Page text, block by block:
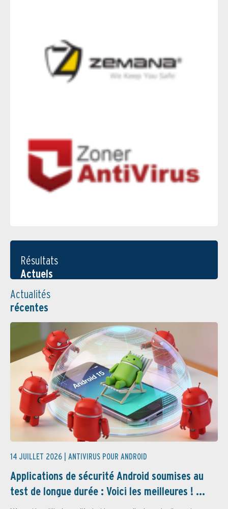
Résultats
Actuels
Actualités
récentes
14 JUILLET 2026 | ANTIVIRUS POUR ANDROID
Applications de sécurité Android soumises au
test de longue durée : Voici les meilleures ! ...